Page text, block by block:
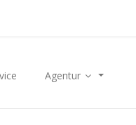
Agentur